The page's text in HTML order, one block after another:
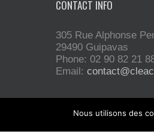
CONTACT INFO
305 Rue Alphonse
29490 Guipavas
Phone: 02 90 82 21
Email:
Nous utilisons des